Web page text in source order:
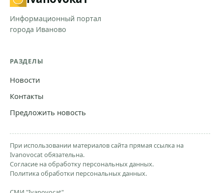
Информационный портал
города Иваново
РАЗДЕЛЫ
Новости
Контакты
Предложить новость
При использовании материалов сайта прямая ссылка на
Ivanovocat обязательна.
Согласие на обработку персональных данных.
Политика обработки персональных данных.